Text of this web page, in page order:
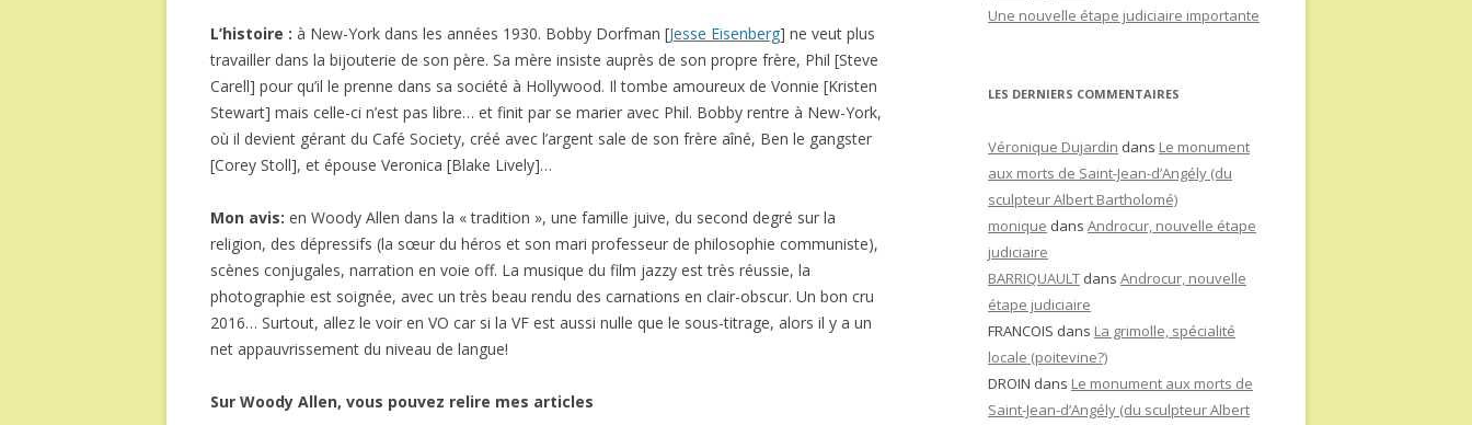
L’histoire : à New-York dans les années 1930. Bobby Dorfman [Jesse Eisenberg] ne veut plus
travailler dans la bijouterie de son père. Sa mère insiste auprès de son propre frère, Phil [Steve
Carell] pour qu’il le prenne dans sa société à Hollywood. Il tombe amoureux de Vonnie [Kristen
Stewart] mais celle-ci n’est pas libre… et finit par se marier avec Phil. Bobby rentre à New-York,
où il devient gérant du Café Society, créé avec l’argent sale de son frère aîné, Ben le gangster
[Corey Stoll], et épouse Veronica [Blake Lively]…
Mon avis: en Woody Allen dans la « tradition », une famille juive, du second degré sur la
religion, des dépressifs (la sœur du héros et son mari professeur de philosophie communiste),
scènes conjugales, narration en voie off. La musique du film jazzy est très réussie, la
photographie est soignée, avec un très beau rendu des carnations en clair-obscur. Un bon cru
2016… Surtout, allez le voir en VO car si la VF est aussi nulle que le sous-titrage, alors il y a un
net appauvrissement du niveau de langue!
Sur Woody Allen, vous pouvez relire mes articles
Une nouvelle étape judiciaire importante
LES DERNIERS COMMENTAIRES
Véronique Dujardin dans Le monument
aux morts de Saint-Jean-d’Angély (du
sculpteur Albert Bartholomé)
monique dans Androcur, nouvelle étape
judiciaire
BARRIQUAULT dans Androcur, nouvelle
étape judiciaire
FRANCOIS dans La grimolle, spécialité
locale (poitevine?)
DROIN dans Le monument aux morts de
Saint-Jean-d’Angély (du sculpteur Albert